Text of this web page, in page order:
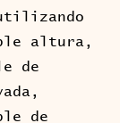
altura,
de
de